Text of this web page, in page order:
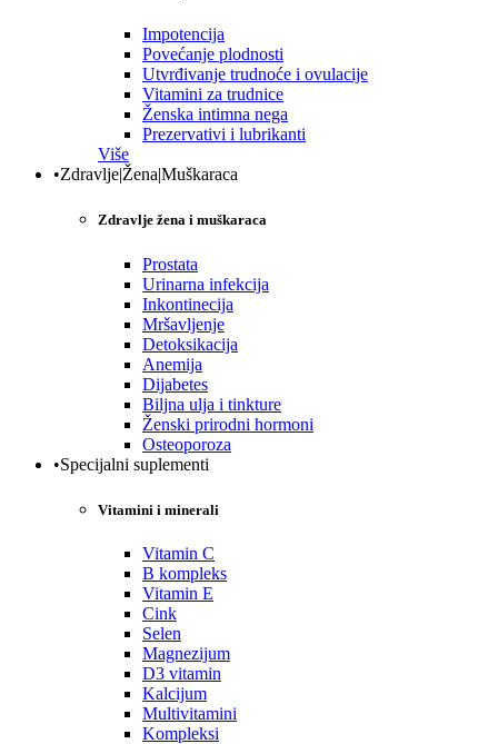
Impotencija
Povećanje plodnosti
Utvrđivanje trudnoće i ovulacije
Vitamini za trudnice
Ženska intimna nega
Prezervativi i lubrikanti
Više
•Zdravlje|Žena|Muškaraca
Zdravlje žena i muškaraca
Prostata
Urinarna infekcija
Inkontinecija
Mršavljenje
Detoksikacija
Anemija
Dijabetes
Biljna ulja i tinkture
Ženski prirodni hormoni
Osteoporoza
•Specijalni suplementi
Vitamini i minerali
Vitamin C
B kompleks
Vitamin E
Cink
Selen
Magnezijum
D3 vitamin
Kalcijum
Multivitamini
Kompleksi